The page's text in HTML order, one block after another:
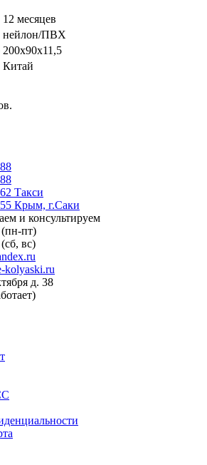
12 месяцев
нейлон/ПВХ
200х90х11,5
Китай
Такси
Крым, г.Саки
и консультируем
(пн-пт)
вс)
kolyaski.ru
д. 38